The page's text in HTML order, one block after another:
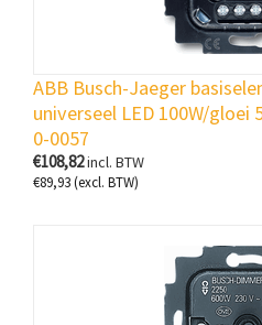
ABB Busch-Jaeger
universeel LED 100W/gloei
0-0057
€108,82incl. BTW
€89,93(excl. BTW)